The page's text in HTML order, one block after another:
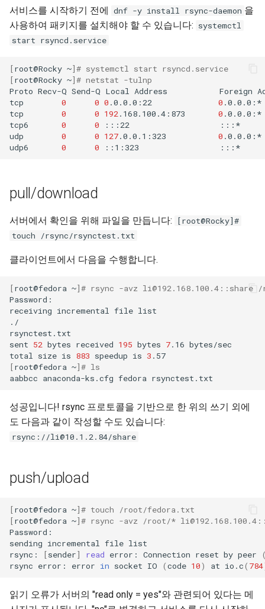
서비스를 시작하기 전에 dnf -y install rsync-daemon 을
사용하여 패키지를 설치해야 할 수 있습니다: systemctl
start rsyncd.service
[root@Rocky ~]# systemctl start rsyncd.service
[root@Rocky ~]# netstat -tulnp
Proto Recv-Q Send-Q Local Address Foreign
tcp
0 0 0 .0.0.0:22 0 .0.0.0:*
tcp
0 0 192 .168.100.4:873 0 .0.0.0:*
tcp6
0 0 :::22
:::*
udp
0 0 127.0.0.1:323 0 .0.0.0:*
udp6
0 0 ::1:323 :::*
pull/download
서버에서 확인을 위해 파일을 만듭니다:
[root@Rocky]#
touch /rsync/rsynctest.txt
클라이언트에서 다음을 수행합니다.
[root@fedora ~]# rsync -avz li@192.168.100.4::share
Password:
receiving incremental file list
./
rsynctest.txt
sent 52 bytes received 195 bytes 7.16 bytes/sec
total
size is 883 speedup is 3
[root@fedora ~]# ls
aabbcc anaconda-ks.cfg fedora
성공입니다! rsync 프로토콜을 기반으로 한 위의 쓰기 외에
도 다음과 같이 작성할 수도 있습니다:
rsync://li@10.1.2.84/share
push/upload
[root@fedora ~]# touch /root/fedora.txt
[root@fedora ~]# rsync -avz /root/*
Password:
sending incremental file list
rsync:
[sender] read error: Connection reset by peer
rsync error: error in socket IO (code 10) at io.c( 784
읽기 오류가 서버의 "read only = yes"와 관련되어 있다는 메